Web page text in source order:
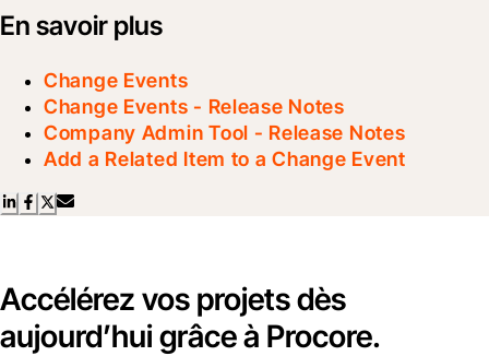
En savoir plus
Change Events
Change Events - Release Notes
Company Admin Tool - Release Notes
Add a Related Item to a Change Event
Accélérez vos projets dès
aujourd’hui grâce à Procore.